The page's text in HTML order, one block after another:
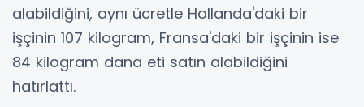
alabildiğini, aynı ücretle Hollanda'daki bir
işçinin 107 kilogram, Fransa'daki bir işçinin ise
84 kilogram dana eti satın alabildiğini
hatırlattı.